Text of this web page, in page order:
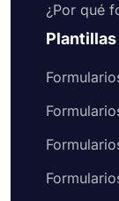
¿Por qué
Plantillas